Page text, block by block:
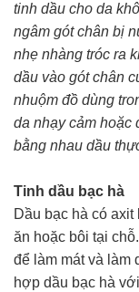
tinh dầu cho da
ngâm gót chân bị
nhẹ nhàng tróc ra
dầu vào gót chân
nhuộm đồ dùng
da nhạy cảm hoặc
bằng nhau dầu
Tinh dầu bạc hà
Dầu bạc hà có
ăn hoặc bôi tại
để làm mát và làm
hợp dầu bạc hà